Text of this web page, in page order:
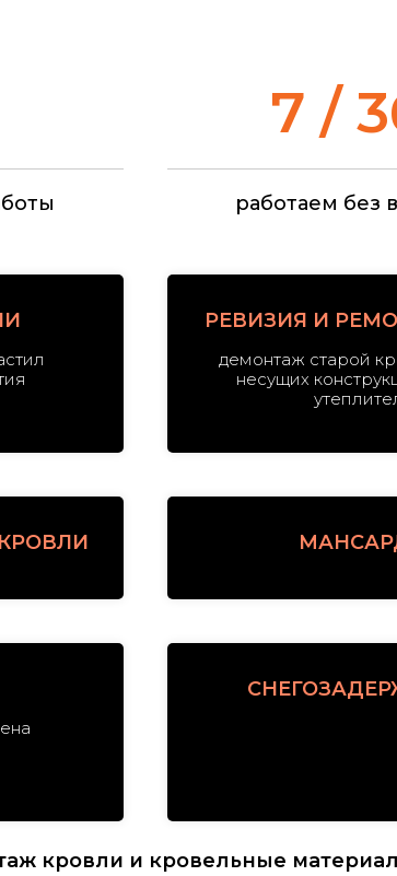
7 /
работаем без
РЕВИЗИЯ И
демонтаж старой
несущих
кровли и кровельные